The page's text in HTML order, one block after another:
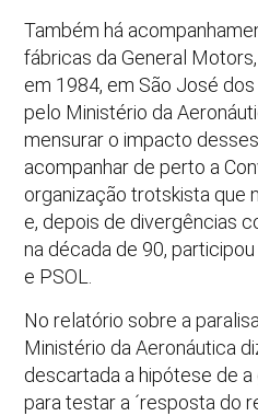
Também há
fábricas da General
em 1984, em São José
pelo Ministério da
mensurar o impacto
acompanhar de perto a
organização trotskista que
e, depois de divergências
na década de 90,
e PSOL.
No relatório sobre a
Ministério da Aeronáutica
descartada a hipótese de
para testar a ´resposta do